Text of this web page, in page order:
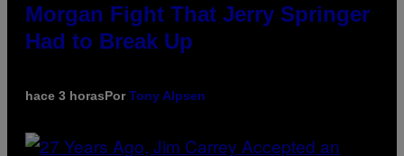
Morgan Fight That Jerry Springer
Had to Break Up
hace 3 horasPorTony Alpsen